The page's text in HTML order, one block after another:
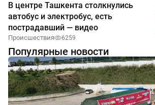
В центре Ташкента столкнулись
автобус и электробус, есть
пострадавший — видео
Происшествия 6259
Популярные новости